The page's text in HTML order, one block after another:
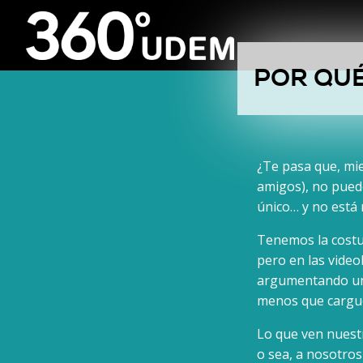
POR
¿Te pasa que,
amigos), no
único… y no está
Tenemos la
pero en las
argumentando
menos que
Lo que ven
o sea, a